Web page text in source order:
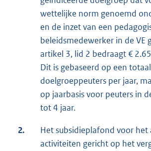
wettelijke norm genoemd
en de inzet van een
beleidsmedewerker in de VE
artikel 3, lid 2 bedraagt €
Dit is gebaseerd op een
doelgroeppeuters per jaar,
op jaarbasis voor peuters in
tot 4 jaar.
2.
Het subsidieplafond voor het
activiteiten gericht op het